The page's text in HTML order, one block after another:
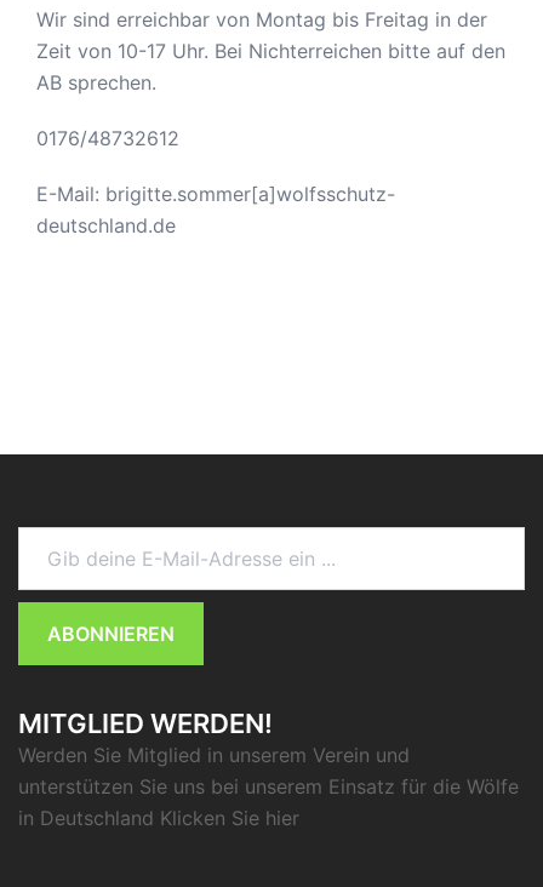
Wir sind erreichbar von Montag bis Freitag in der
Zeit von 10-17 Uhr. Bei Nichterreichen bitte auf den
AB sprechen.
0176/48732612
E-Mail: brigitte.sommer[a]wolfsschutz-
deutschland.de
Gib deine E-Mail-Adresse ein ...
ABONNIEREN
MITGLIED WERDEN!
Werden Sie Mitglied in unserem Verein und
unterstützen Sie uns bei unserem Einsatz für die Wölfe
in Deutschland Klicken Sie hier